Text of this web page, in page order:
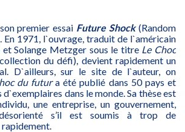
premier essai Future Shock (Random
En 1971, l`ouvrage, traduit de l`américain
et Solange Metzger sous le titre Le Choc
du défi), devient rapidement un
D`ailleurs, sur le site de l`auteur, on
du futura été publié dans 50 pays et
dans le monde. Sa thèse est
une entreprise, un gouvernement,
s’il est soumis à trop de